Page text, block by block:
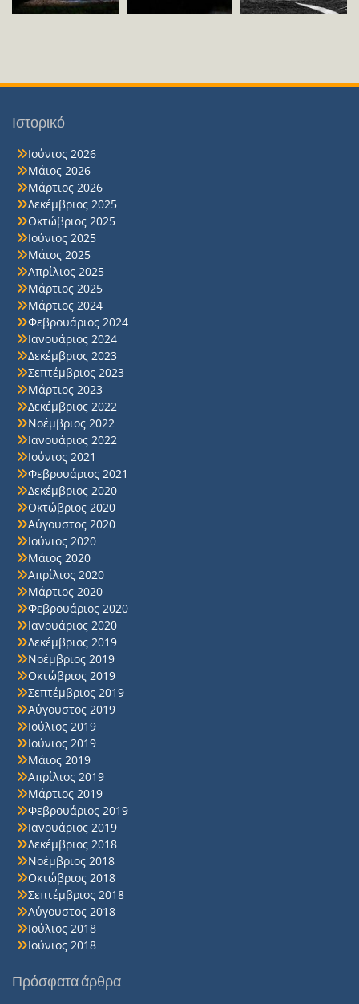
Ιστορικό
Ιούνιος 2026
Μάιος 2026
Μάρτιος 2026
Δεκέμβριος 2025
Οκτώβριος 2025
Ιούνιος 2025
Μάιος 2025
Απρίλιος 2025
Μάρτιος 2025
Μάρτιος 2024
Φεβρουάριος 2024
Ιανουάριος 2024
Δεκέμβριος 2023
Σεπτέμβριος 2023
Μάρτιος 2023
Δεκέμβριος 2022
Νοέμβριος 2022
Ιανουάριος 2022
Ιούνιος 2021
Φεβρουάριος 2021
Δεκέμβριος 2020
Οκτώβριος 2020
Αύγουστος 2020
Ιούνιος 2020
Μάιος 2020
Απρίλιος 2020
Μάρτιος 2020
Φεβρουάριος 2020
Ιανουάριος 2020
Δεκέμβριος 2019
Νοέμβριος 2019
Οκτώβριος 2019
Σεπτέμβριος 2019
Αύγουστος 2019
Ιούλιος 2019
Ιούνιος 2019
Μάιος 2019
Απρίλιος 2019
Μάρτιος 2019
Φεβρουάριος 2019
Ιανουάριος 2019
Δεκέμβριος 2018
Νοέμβριος 2018
Οκτώβριος 2018
Σεπτέμβριος 2018
Αύγουστος 2018
Ιούλιος 2018
Ιούνιος 2018
Πρόσφατα άρθρα